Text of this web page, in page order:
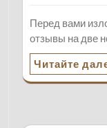
Перед вами
отзывы на две
Читайте